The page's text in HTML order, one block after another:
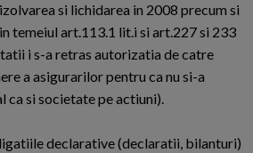
si lichidarea in 2008 precum si
temeiul art.113.1 lit.i si art.227 si 233
i s-a retras autorizatia de catre
a asigurarilor pentru ca nu si-a
ca si societate pe actiuni).
declarative (declaratii, bilanturi)